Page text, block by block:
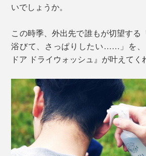
いでしょうか。
この時季、外出先で誰もが切望する
浴びて、さっぱりしたい……」を、
ドア ドライウォッシュ』が叶えてく